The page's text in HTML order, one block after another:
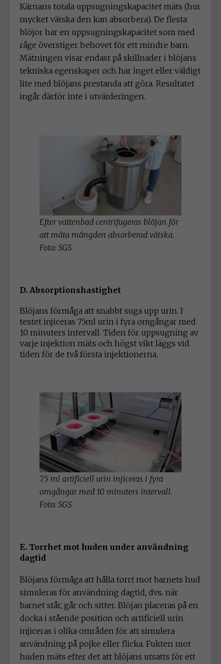
Kärnans totala uppsugningskapacitet mäts (hur
mycket vätska den kan absorbera). De flesta
blöjor har en uppsugningskapacitet som med
råge överstiger behovet för ett mindre barn.
Mätningen visar endast på skillnader i blöjans
tekniska egenskaper och har inget eller väldigt
lite med blöjans prestanda att göra. Resultatet
ingår därför inte i utvärderingen.
Efter vattenbad centrifugeras blöjan för
att mäta mängden absorberad vätska.
Foto: SGS
D. Absorptionshastighet
Blöjans förmåga att snabbt suga upp urin. I
testet injiceras 75ml urin i fyra omgångar med
10 minuters intervall. Tiden för uppsugning av
varje injektion mäts och högst vikt läggs vid
tiden för de två första injektionerna.
75 ml artificiell urin injiceras i fyra
omgångar med 10 minuters intervall.
Foto: SGS
E. Torrhet mot huden under användning
dagtid
Blöjans förmåga att hålla torrt mot barnets hud
simuleras för användning dagtid, dvs. när
barnet står, går och sitter. Blöjan placeras på en
docka i stående position och artificiell urin
injiceras i olika områden för att simulera
användning på pojke eller flicka. Fukten mot
huden mäts efter det att blöjans utsatts för ett